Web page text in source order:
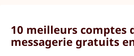
10 meilleurs comptes
messagerie gratuits